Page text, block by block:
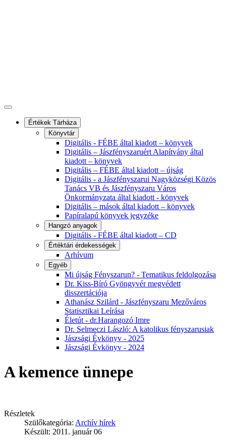
Értékek Tárháza
Könyvtár
Digitális - FÉBE által kiadott – könyvek
Digitális – Jászfényszaruért Alapítvány által
kiadott – könyvek
Digitális – FÉBE által kiadott – újság
Digitális - a Jászfényszarui Nagyközségi Közös
Tanács VB és Jászfényszaru Város
Önkormányzata által kiadott - könyvek
Digitális – mások által kiadott – könyvek
Papíralapú könyvek jegyzéke
Hangzó anyagok
Digitális - FÉBE által kiadott – CD
Értéktári érdekességek
Arhívum
Egyéb
Mi újság Fényszarun? - Tematikus feldolgozása
Dr. Kiss-Bíró Gyöngyvér megvédett
disszertációja
Athanász Szilárd - Jászfényszaru Mezőváros
Statisztikai Leírása
Életút - dr.Harangozó Imre
Dr. Selmeczi László: A katolikus fényszarusiak
Jászsági Évkönyv - 2025
Jászsági Évkönyv - 2024
A kemence ünnepe
Részletek
Szülőkategória: Archív hírek
Készült: 2011. január 06